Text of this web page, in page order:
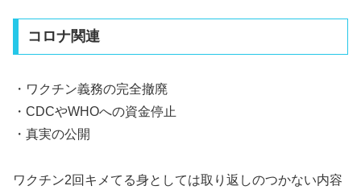
コロナ関連
・ワクチン義務の完全撤廃
・CDCやWHOへの資金停止
・真実の公開
ワクチン2回キメてる身としては取り返しのつかない内容